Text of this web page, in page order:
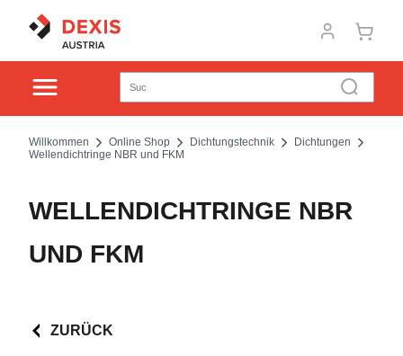
Willkommen Online Shop Dichtungstechnik
Dichtungen
Wellendichtringe NBR und FKM
WELLENDICHTRINGE NBR
UND FKM
ZURÜCK